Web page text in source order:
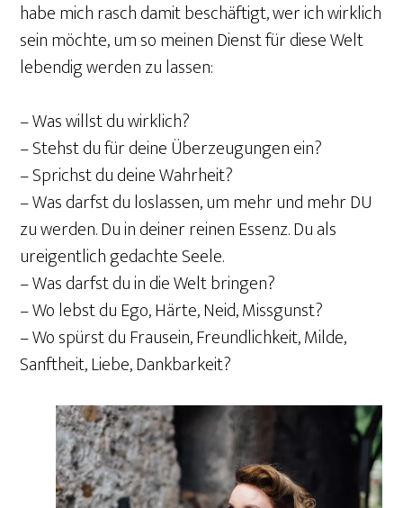
habe mich rasch damit beschäftigt, wer ich wirklich
sein möchte, um so meinen Dienst für diese Welt
lebendig werden zu lassen:
– Was willst du wirklich?
– Stehst du für deine Überzeugungen ein?
– Sprichst du deine Wahrheit?
– Was darfst du loslassen, um mehr und mehr DU
zu werden. Du in deiner reinen Essenz. Du als
ureigentlich gedachte Seele.
– Was darfst du in die Welt bringen?
– Wo lebst du Ego, Härte, Neid, Missgunst?
– Wo spürst du Frausein, Freundlichkeit, Milde,
Sanftheit, Liebe, Dankbarkeit?